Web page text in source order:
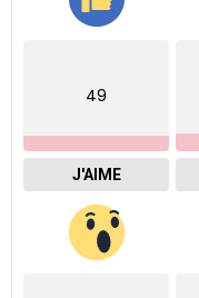
49
J'AIME